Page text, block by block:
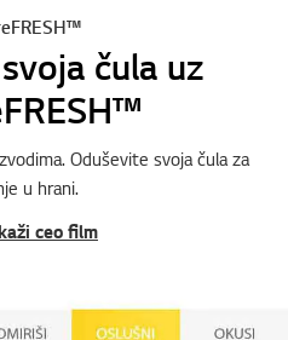
čula uz
Oduševite svoja čula za
u hrani.
ceo film